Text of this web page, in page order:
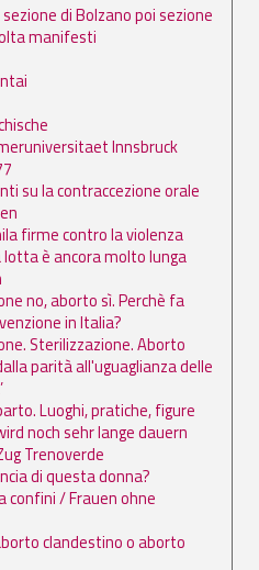
di Bolzano poi sezione
manifesti
Innsbruck
su la contraccezione orale
firme contro la violenza
lotta è ancora molto lunga
no, aborto sì. Perchè fa
in Italia?
Sterilizzazione. Aborto
parità all'uguaglianza delle
Luoghi, pratiche, figure
noch sehr lange dauern
Trenoverde
di questa donna?
confini / Frauen ohne
clandestino o aborto